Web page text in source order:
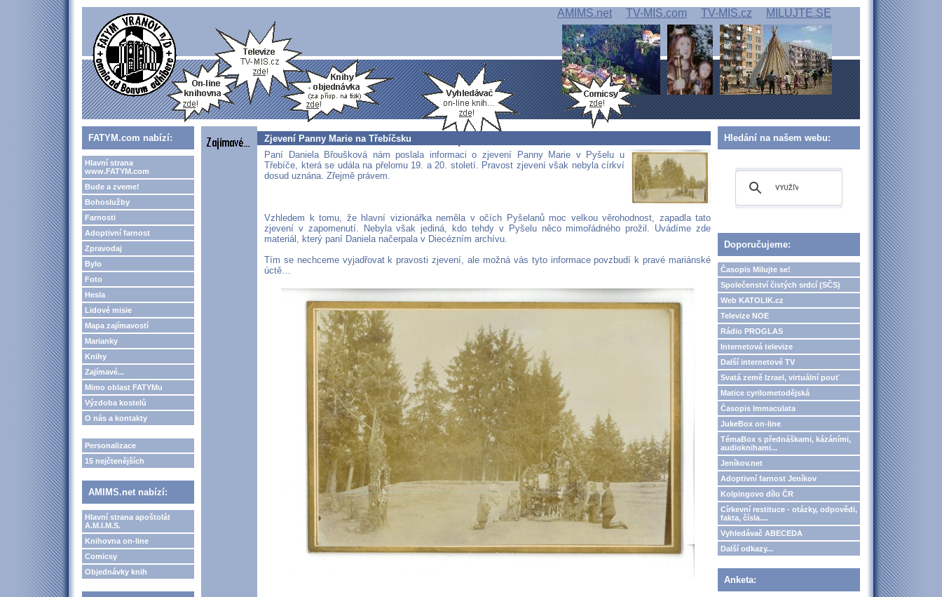
AMIMS.net TV-MIS.com TV-MIS.cz MILUJTE.SE
FATYM.com nabízí:
Hlavní strana
www.FATYM.com
Bude a zveme!
Bohoslužby
Farnosti
Adoptivní farnost
Zpravodaj
Bylo
Foto
Hesla
Lidové misie
Mapa zajímavostí
Marianky
Knihy
Zajímavé...
Mimo oblast FATYMu
Výzdoba kostelů
O nás a kontakty
Personalizace
15 nejčtenějších
AMIMS.net nabízí:
Hlavní strana apoštolát
A.M.I.M.S.
Knihovna on-line
Comicsy
Objednávky knih
Zjevení Panny Marie na Třebíčsku
Paní Daniela Břoušková nám poslala informaci o zjevení Panny Marie v Pyšelu u
Třebíče, která se udála na přelomu 19. a 20. století. Pravost zjevení však nebyla církví
dosud uznána. Zřejmě právem.
Vzhledem k tomu, že hlavní vizionářka neměla v očích Pyšelanů moc velkou věrohodnost, zapadla tato
zjevení v zapomenutí. Nebyla však jediná, kdo tehdy v Pyšelu něco mimořádného prožil. Uvádíme zde
materiál, který paní Daniela načerpala v Diecézním archívu.
Tím se nechceme vyjadřovat k pravosti zjevení, ale možná vás tyto informace povzbudí k pravé mariánské
úctě…
Hledání na našem webu:
Doporučujeme:
Časopis Milujte se!
Společenství čistých srdcí (SČS)
Web KATOLIK.cz
Televize NOE
Rádio PROGLAS
Internetová televize
Další internetové TV
Svatá země Izrael, virtuální pouť
Matice cyrilometodějská
Časopis Immaculata
JukeBox on-line
TémaBox s přednáškami, kázáními,
audioknihami...
Jeníkov.net
Adoptivní farnost Jeníkov
Kolpingovo dílo ČR
Církevní restituce - otázky, odpovědi,
fakta, čísla....
Vyhledávač ABECEDA
Další odkazy...
Anketa: